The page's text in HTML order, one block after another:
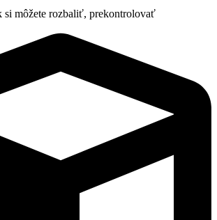
si môžete rozbaliť, prekontrolovať